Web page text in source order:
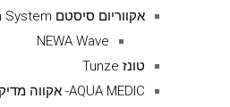
אקווריום סיסטם Aquarium System
NEWA Wave
טונז Tunze
AQUA MEDIC- אקווה מדיק